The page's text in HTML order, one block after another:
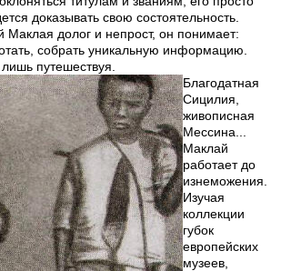
доказывать свою состоятельность.
Маклая долог и непрост, он понимает:
собрать уникальную информацию.
путешествуя.
Благодатная
Сицилия,
живописная
Мессина...
Маклай
работает до
изнеможения.
Изучая
коллекции
губок
европейских
музеев,